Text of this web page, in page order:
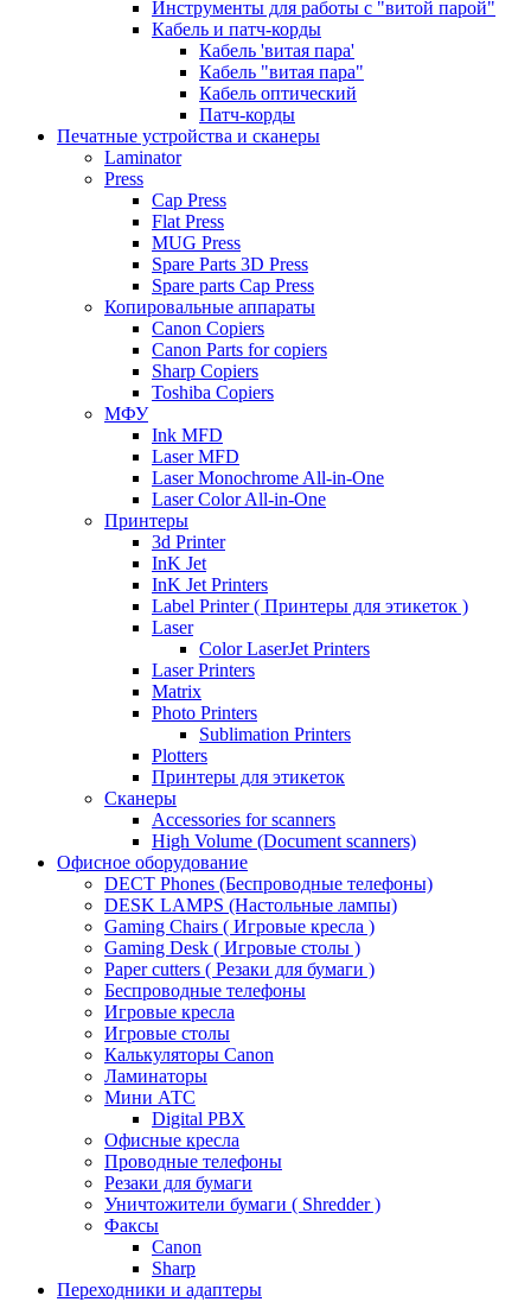
Инструменты для работы с "витой парой"
Кабель и патч-корды
Кабель 'витая пара'
Кабель "витая пара"
Кабель оптический
Патч-корды
Печатные устройства и сканеры
Laminator
Press
Cap Press
Flat Press
MUG Press
Spare Parts 3D Press
Spare parts Cap Press
Копировальные аппараты
Canon Copiers
Canon Parts for copiers
Sharp Copiers
Toshiba Copiers
МФУ
Ink MFD
Laser MFD
Laser Monochrome All-in-One
Laser Color All-in-One
Принтеры
3d Printer
InK Jet
InK Jet Printers
Label Printer ( Принтеры для этикеток )
Laser
Color LaserJet Printers
Laser Printers
Matrix
Photo Printers
Sublimation Printers
Plotters
Принтеры для этикеток
Сканеры
Accessories for scanners
High Volume (Document scanners)
Офисное оборудование
DECT Phones (Беспроводные телефоны)
DESK LAMPS (Настольные лампы)
Gaming Chairs ( Игровые кресла )
Gaming Desk ( Игровые столы )
Paper cutters ( Резаки для бумаги )
Беспроводные телефоны
Игровые кресла
Игровые столы
Калькуляторы Canon
Ламинаторы
Мини АТС
Digital PBX
Офисные кресла
Проводные телефоны
Резаки для бумаги
Уничтожители бумаги ( Shredder )
Факсы
Canon
Sharp
Переходники и адаптеры